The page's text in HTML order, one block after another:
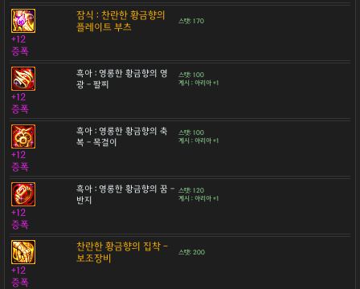
잠식 : 찬란한 황금향의
플레이트 부츠
스탯: 170
+12
증폭
흑아 : 영롱한 황금향의 영
광 - 팔찌
스탯: 100
계시 : 아리아 +1
+12
증폭
흑아 : 영롱한 황금향의 축
복 - 목걸이
스탯: 100
계시 : 아리아 +1
+12
증폭
흑아 : 영롱한 황금향의 꿈 -
반지
스탯: 120
계시 : 아리아 +1
+12
증폭
찬란한 황금향의 집착 -
보조장비
스탯: 200
+12
증폭